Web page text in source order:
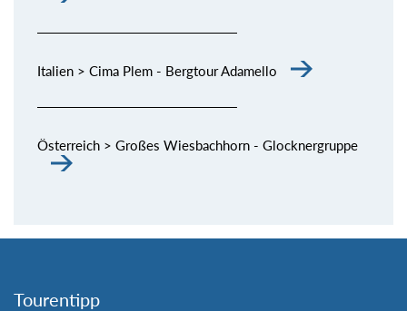
Italien > Cima Plem - Bergtour Adamello
Österreich > Großes Wiesbachhorn - Glocknergruppe
Tourentipp